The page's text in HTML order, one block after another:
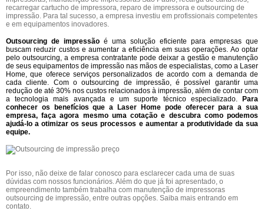
recarregar cartucho de impressora, reparo de impressora e outsourcing de
impressão. Para tal sucesso, a empresa investiu em profissionais competentes
e em equipamentos inovadores.
Outsourcing de impressão é uma solução eficiente para empresas que
buscam reduzir custos e aumentar a eficiência em suas operações. Ao optar
pelo outsourcing, a empresa contratante pode deixar a gestão e manutenção
de seus equipamentos de impressão nas mãos de especialistas, como a Laser
Home, que oferece serviços personalizados de acordo com a demanda de
cada cliente. Com o outsourcing de impressão, é possível garantir uma
redução de até 30% nos custos relacionados à impressão, além de contar com
a tecnologia mais avançada e um suporte técnico especializado. Para
conhecer os benefícios que a Laser Home pode oferecer para a sua
empresa, faça agora mesmo uma cotação e descubra como podemos
ajudá-lo a otimizar os seus processos e aumentar a produtividade da sua
equipe.
Por isso, não deixe de falar conosco para esclarecer cada uma de suas
dúvidas com nossos funcionários. Além do que já foi apresentado, o
empreendimento também trabalha com manutenção de impressoras
outsourcing de impressão, entre outras opções. Saiba mais entrando em
contato.